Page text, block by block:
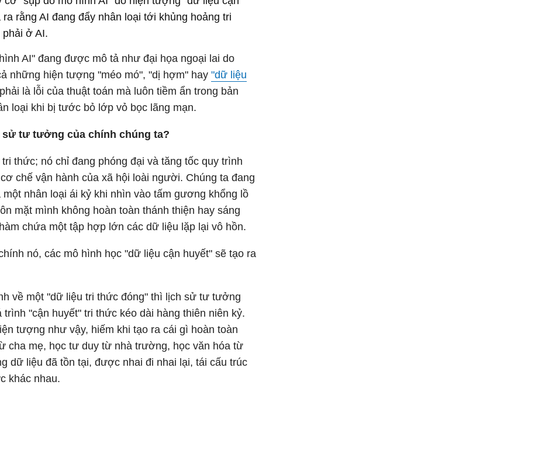
rằng AI đang đẩy nhân loại tới khủng hoảng tri
ở AI.
AI" đang được mô tả như đại họa ngoại lai do
những hiện tượng "méo mó", "dị hợm" hay "dữ liệu
là lỗi của thuật toán mà luôn tiềm ẩn trong bản
loại khi bị tước bỏ lớp vỏ bọc lãng mạn.
tư tưởng của chính chúng ta?
thức; nó chỉ đang phóng đại và tăng tốc quy trình
chế vận hành của xã hội loài người. Chúng ta đang
nhân loại ái kỷ khi nhìn vào tấm gương khổng lồ
mặt mình không hoàn toàn thánh thiện hay sáng
chứa một tập hợp lớn các dữ liệu lặp lại vô hồn.
nó, các mô hình học "dữ liệu cận huyết" sẽ tạo ra
về một "dữ liệu tri thức đóng" thì lịch sử tư tưởng
"cận huyết" tri thức kéo dài hàng thiên niên kỷ.
tượng như vậy, hiếm khi tạo ra cái gì hoàn toàn
cha mẹ, học tư duy từ nhà trường, học văn hóa từ
dữ liệu đã tồn tại, được nhai đi nhai lại, tái cấu trúc
khác nhau.